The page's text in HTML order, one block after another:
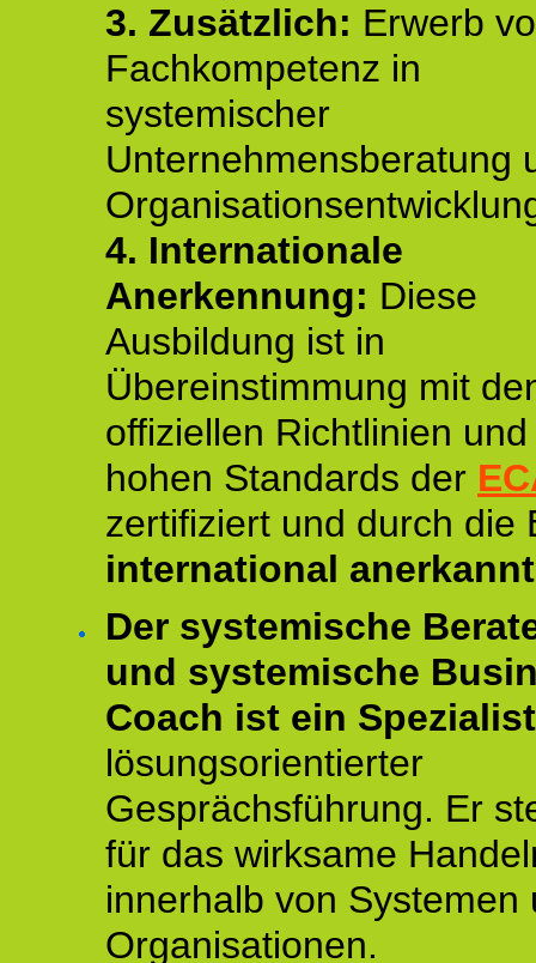
3. Zusätzlich: Erwerb
Fachkompetenz in
systemischer
Unternehmensberatung
4. Internationale
Anerkennung: Diese
Ausbildung ist in
Übereinstimmung mit
offiziellen Richtlinien
hohen Standards der
zertifiziert und durch die
international
Der systemische
und systemische
Coach ist ein
lösungsorientierter
Gesprächsführung. Er
für das wirksame
innerhalb von Systemen
Organisationen.